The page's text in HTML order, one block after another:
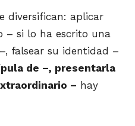
diversifican: aplicar
– si lo ha escrito una
falsear su identidad –
de –, presentarla
– hay